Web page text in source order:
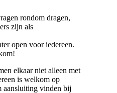
rondom dragen,
zijn als
open voor iedereen.
elkaar niet alleen met
is welkom op
aansluiting vinden bij